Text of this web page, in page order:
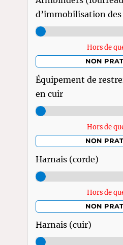
d’immobilisation des
Hors de
NON
Équipement de
en cuir
Hors de
NON
Harnais (corde)
Hors de
NON
Harnais (cuir)